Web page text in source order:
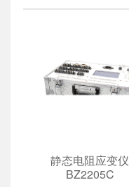
静态电阻应变仪
BZ2205C